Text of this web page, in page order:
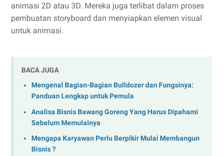
animasi 2D atau 3D. Mereka juga terlibat dalam proses
pembuatan storyboard dan menyiapkan elemen visual
untuk animasi.
BACA JUGA
Mengenal Bagian-Bagian Bulldozer dan Fungsinya:
Panduan Lengkap untuk Pemula
Analisa Bisnis Bawang Goreng Yang Harus Dipahami
Sebelum Memulainya
Mengapa Karyawan Perlu Berpikir Mulai Membangun
Bisnis ?